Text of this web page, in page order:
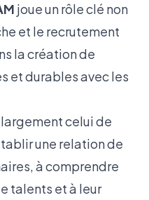
joue un rôle clé non
et le recrutement
la création de
et durables avec les
celui de
une relation de
à comprendre
talents et à leur